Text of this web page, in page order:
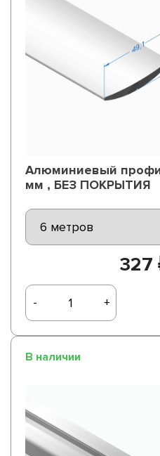
Алюминиевый
мм , БЕЗ ПОКРЫТИЯ
327
- +
В наличии